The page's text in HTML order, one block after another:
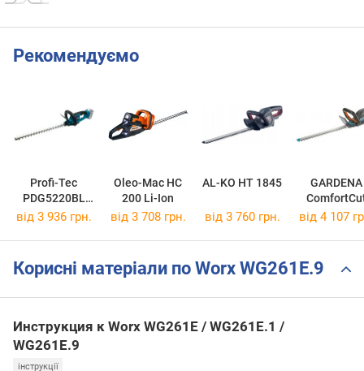
Рекомендуємо
Profi-Tec
PDG5220BL
005955
Oleo-Mac HC
200 Li-Ion
AL-KO HT 1845
GARDENA
50/18V
від 3 936 грн. від 3 708 грн. від 3 760 грн. від 4 107
Корисні матеріали по Worx WG261E.9
Инструкция к Worx WG261E / WG261E.1 /
WG261E.9
інструкції